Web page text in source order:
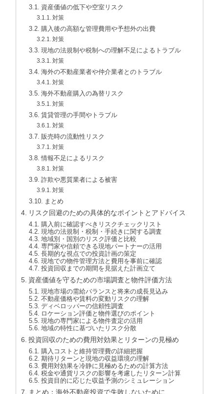
資産価値の低下や空室リスク
対策
購入後の高額な管理費用や予想外の出費
対策
現地の法規制や税制への理解不足によるトラブル
対策
海外の不動産業者や仲介業者とのトラブル
対策
海外不動産購入の為替リスク
対策
賃貸管理の手間やトラブル
対策
販売時の流動性リスク
対策
情報不足によるリスク
対策
詐欺や悪質業者による被害
対策
まとめ
リスク回避のための具体的なポイントとアドバイス
購入前に確認すべきリスクチェックリスト
現地の法規制・税制・手続きに関する調査
地域別・国別のリスク評価と比較
専門家や信頼できる現地パートナーの活用
長期的な視点での投資計画の策定
現地での物件管理方法と費用を事前に確認
投資回収までの期間を見据えた計画立て
資産価値を守るための市場調査と物件評価方法
現地市場の需給バランスと将来の成長見込み
不動産価格や賃料の変動リスクの理解
ディベロッパーの信頼性調査
ロケーション評価と物件選びのポイント
現地の専門家による物件査定の活用
地域の特性に基づいたリスク分散
投資回収のための費用対効果とリターンの見極め
購入コストと維持管理費の詳細把握
期待リターンと現地の収益環境の理解
費用対効果を冷静に見極めるための計算方法
税金や通貨リスクの影響を考慮したリターン計算
投資目的に応じた収益予測のシミュレーション
まとめ：海外不動産投資で失敗しないために